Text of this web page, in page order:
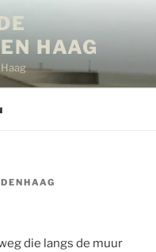
HAAG
die langs de muur